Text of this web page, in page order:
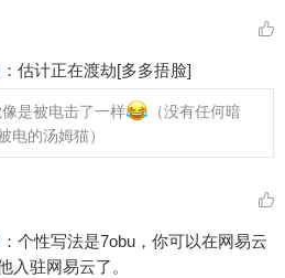
： 估计正在渡劫[多多捂脸]
是被电击了一样
（没有任何暗
电的汤姆猫）
： 个性写法是7obu，你可以在网易云
入驻网易云了。